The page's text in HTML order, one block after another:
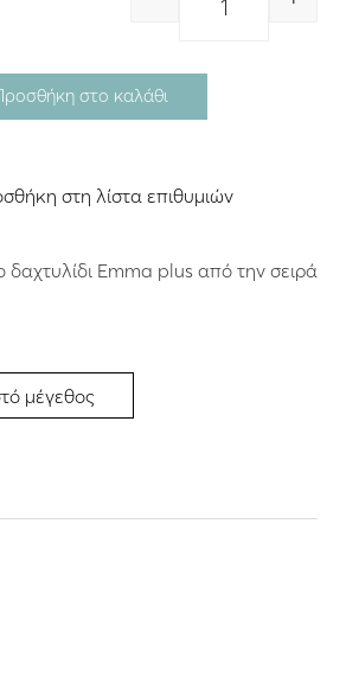
Quantity
στο καλάθι
στη λίστα επιθυμιών
δαχτυλίδι Emma plus από την σειρά
μέγεθος